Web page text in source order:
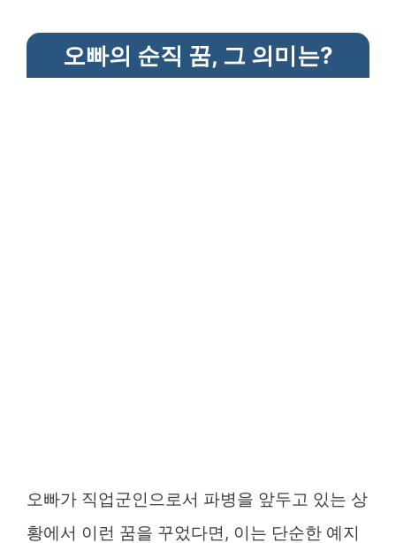
오빠의 순직 꿈, 그 의미는?
오빠가 직업군인으로서 파병을 앞두고 있는 상
황에서 이런 꿈을 꾸었다면, 이는 단순한 예지